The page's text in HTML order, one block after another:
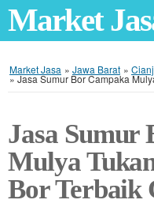
Market
Market Jasa » Jawa Barat »
»Jasa Sumur Bor Campaka
Jasa Sumur
Mulya
Bor Terbaik